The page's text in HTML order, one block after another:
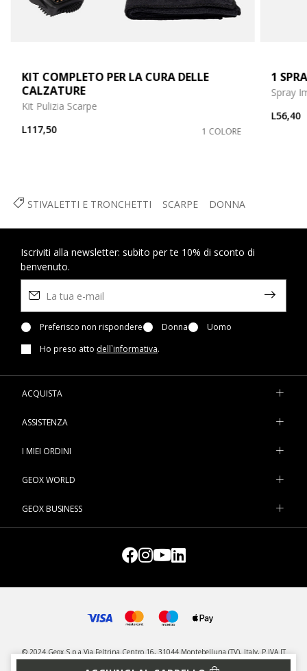
STIVALETTI E TRONCHETTI SCARPE DONNA
KIT COMPLETO PER LA CURA DELLE
CALZATURE
Kit Pulizia Scarpe
L117,50
1 COLORE
1
Spray
L56,40
Iscriviti alla newsletter: subito per te 10% di sconto di
benvenuto.
Preferisco non rispondere Donna
Uomo
Ho preso atto dell`informativa.
ACQUISTA
ASSISTENZA
I MIEI ORDINI
GEOX WORLD
GEOX BUSINESS
© 2024 Geox S.p.a Via Feltrina Centro 16, 31044 Montebelluna (TV), Italy, P.IVA IT
03348440268 - Tutti i diritti riservati